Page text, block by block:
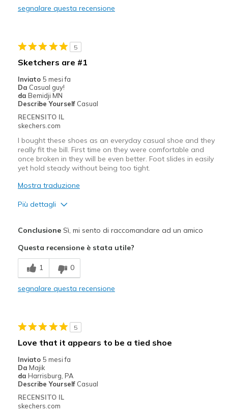
Difetti
Width
Sizing
Feels half size too big
View On Shoes
segnalare questa recensione
5
Sketchers are #1
Inviato 5 mesi fa
Da Casual guy!
da Bemidji MN
Describe Yourself Casual
RECENSITO IL
skechers.com
I bought these shoes as an everyday casual shoe and they
really fit the bill. First time on they were comfortable and
once broken in they will be even better. Foot slides in easily
yet hold steady without being too tight.
Mostra traduzione
Più dettagli
Breathe Well
Comfortable
Need Break In
Migliori Utilizzi:
Casual Wear
Special Occasions
ConclusioneSì, mi sento di raccomandare ad un amico
Questa recensione è stata utile?
1 0
segnalare questa recensione
5
Love that it appears to be a tied shoe
Inviato 5 mesi fa
Da Majik
da Harrisburg, PA
Describe Yourself Casual
RECENSITO IL
skechers.com